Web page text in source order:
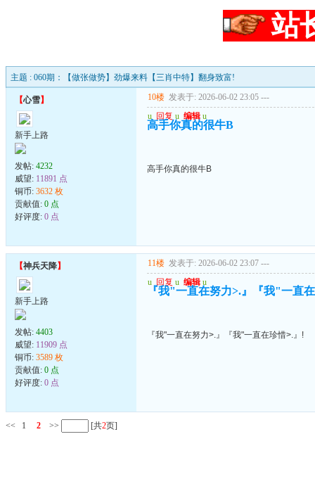
站
主题 : 060期：【做张做势】劲爆来料【三肖中特】翻身致富!
【心雪】
新手上路
发帖: 4232
威望: 11891 点
铜币: 3632 枚
贡献值: 0 点
好评度: 0 点
10楼 发表于: 2026-06-02 23:05 ---
u 回复 u 编辑 u
高手你真的很牛B
高手你真的很牛B
【神兵天降】
新手上路
发帖: 4403
威望: 11909 点
铜币: 3589 枚
贡献值: 0 点
好评度: 0 点
11楼 发表于: 2026-06-02 23:07 ---
u 回复 u 编辑 u
『我"一直在努力>.』『我"一直
『我"一直在努力>.』『我"一直在珍惜>.』!
<< 1 2 >> [共2页]